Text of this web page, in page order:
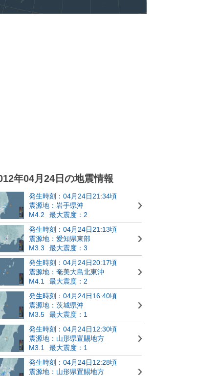
年04月24日の地震情報
発生時刻：04月24日21:34頃
震源地：岩手県沖
M4.2
最大震度：2
発生時刻：04月24日21:13頃
震源地：愛知県東部
M3.3
最大震度：3
発生時刻：04月24日20:17頃
震源地：奄美大島北東沖
M4.1
最大震度：2
発生時刻：04月24日16:40頃
震源地：茨城県沖
M3.5
最大震度：1
発生時刻：04月24日12:30頃
震源地：山形県置賜地方
M3.1
最大震度：1
発生時刻：04月24日12:28頃
震源地：山形県置賜地方